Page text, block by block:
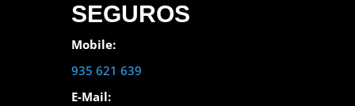
SEGUROS
Mobile:
935 621 639
E-Mail: